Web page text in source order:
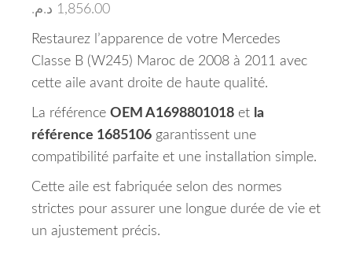
1,856.00 د.م.
Restaurez l’apparence de votre Mercedes
Classe B (W245) Maroc de 2008 à 2011 avec
cette aile avant droite de haute qualité.
La référence OEM A1698801018 et la
référence 1685106 garantissent une
compatibilité parfaite et une installation simple.
Cette aile est fabriquée selon des normes
strictes pour assurer une longue durée de vie et
un ajustement précis.